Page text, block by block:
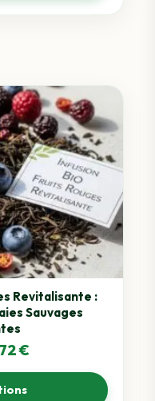
4,07 €
Revitalisante :
Sauvages
€Plage
de